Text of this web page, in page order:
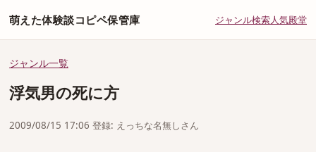
萌えた体験談コピペ保管庫 ジャンル検索人気殿堂
ジャンル一覧
浮気男の死に方
2009/08/15 17:06 登録: えっちな名無しさん